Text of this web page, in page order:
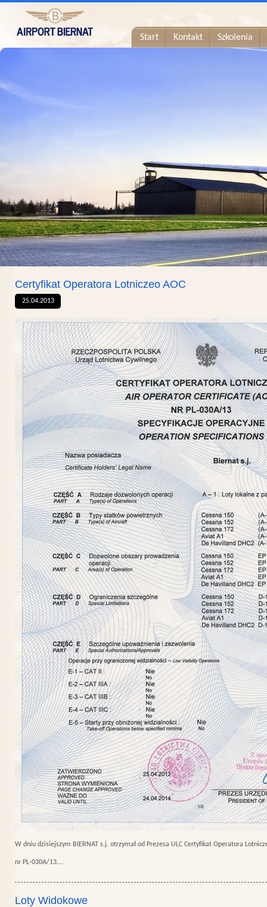
Start Kontakt Szkolenia
Certyfikat Operatora Lotniczeo AOC
25.04.2013
W dniu dzisiejszym BIERNAT s.j. otrzymał od Prezesa ULC Certyfikat Operatora
nr PL-030A/13.…
Loty Widokowe